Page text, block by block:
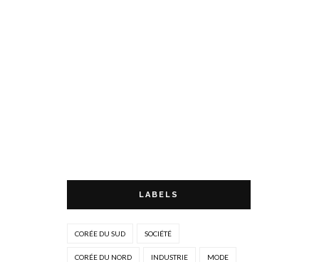
LABELS
CORÉE DU SUD SOCIÉTÉ
CORÉE DU NORD INDUSTRIE MODE